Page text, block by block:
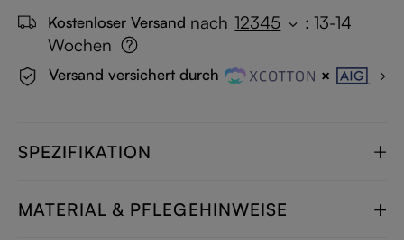
Kostenloser Versand nach 12345 : 13-14
Wochen
Versand versichert durch
SPEZIFIKATION
MATERIAL & PFLEGEHINWEISE